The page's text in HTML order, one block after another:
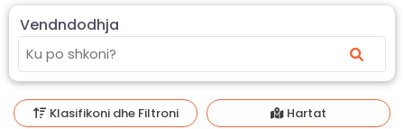
Vendndodhja
Klasifikoni dhe Filtroni Hartat